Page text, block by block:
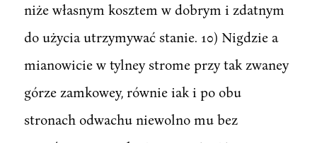
niże własnym kosztem w dobrym i zdatnym
do użycia utrzymywać stanie. 10) Nigdzie a
mianowicie w tylney strome przy tak zwaney
górze zamkowey, równie iak i po obu
stronach odwachu niewolno mu bez